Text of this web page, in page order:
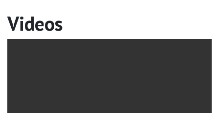
Videos